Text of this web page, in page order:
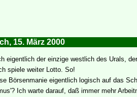
15. März 2000
eigentlich der einzige westlich des Urals,
spiele weiter Lotto. So!
Börsenmanie eigentlich logisch auf das
Ich warte darauf, daß immer mehr